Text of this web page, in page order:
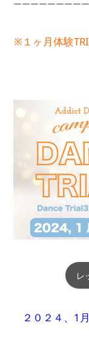
ーーーーーーーー
※１ヶ月体験
レ
２０２４、1